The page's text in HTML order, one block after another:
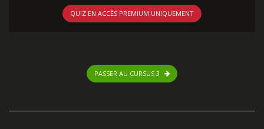
QUIZ EN ACCÈS PREMIUM UNIQUEMENT
PASSER AU CURSUS 3